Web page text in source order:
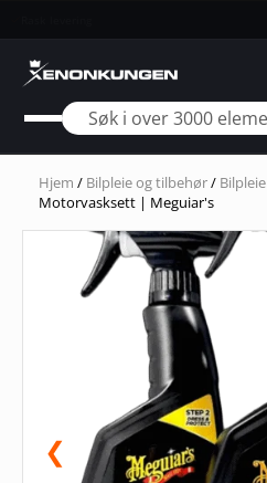
Hjem / Bilpleie og tilbehør/ Bilpleie
Motorvasksett | Meguiar's
❮